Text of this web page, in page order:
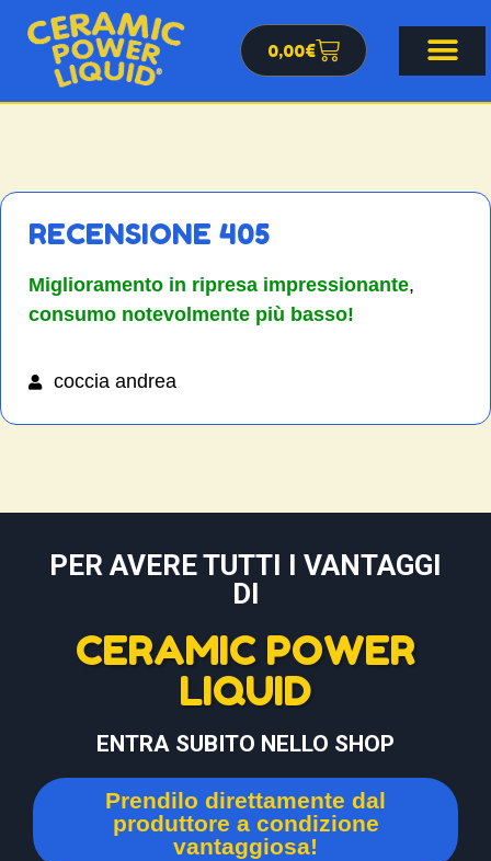
0,00€
RECENSIONE 405
Miglioramento in ripresa impressionante,
consumo notevolmente più basso!
coccia andrea
PER AVERE TUTTI I VANTAGGI
DI
CERAMIC POWER
LIQUID
ENTRA SUBITO NELLO SHOP
Prendilo direttamente dal
produttore a condizione
vantaggiosa!